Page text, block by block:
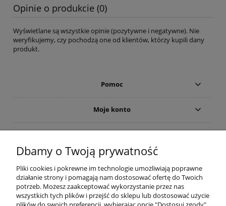
Opinie o produkcie (0)
Wyświetlane są wszystkie opinie (pozytywne i negatywne). Nie
weryfikujemy, czy pochodzą one od klientów, którzy kupili dany
produkt.
Pomoc
Moje konto
Informacje
O nas
Dbamy o Twoją prywatność
Pliki cookies i pokrewne im technologie umożliwiają poprawne
działanie strony i pomagają nam dostosować ofertę do Twoich
potrzeb. Możesz zaakceptować wykorzystanie przez nas
wszystkich tych plików i przejść do sklepu lub dostosować użycie